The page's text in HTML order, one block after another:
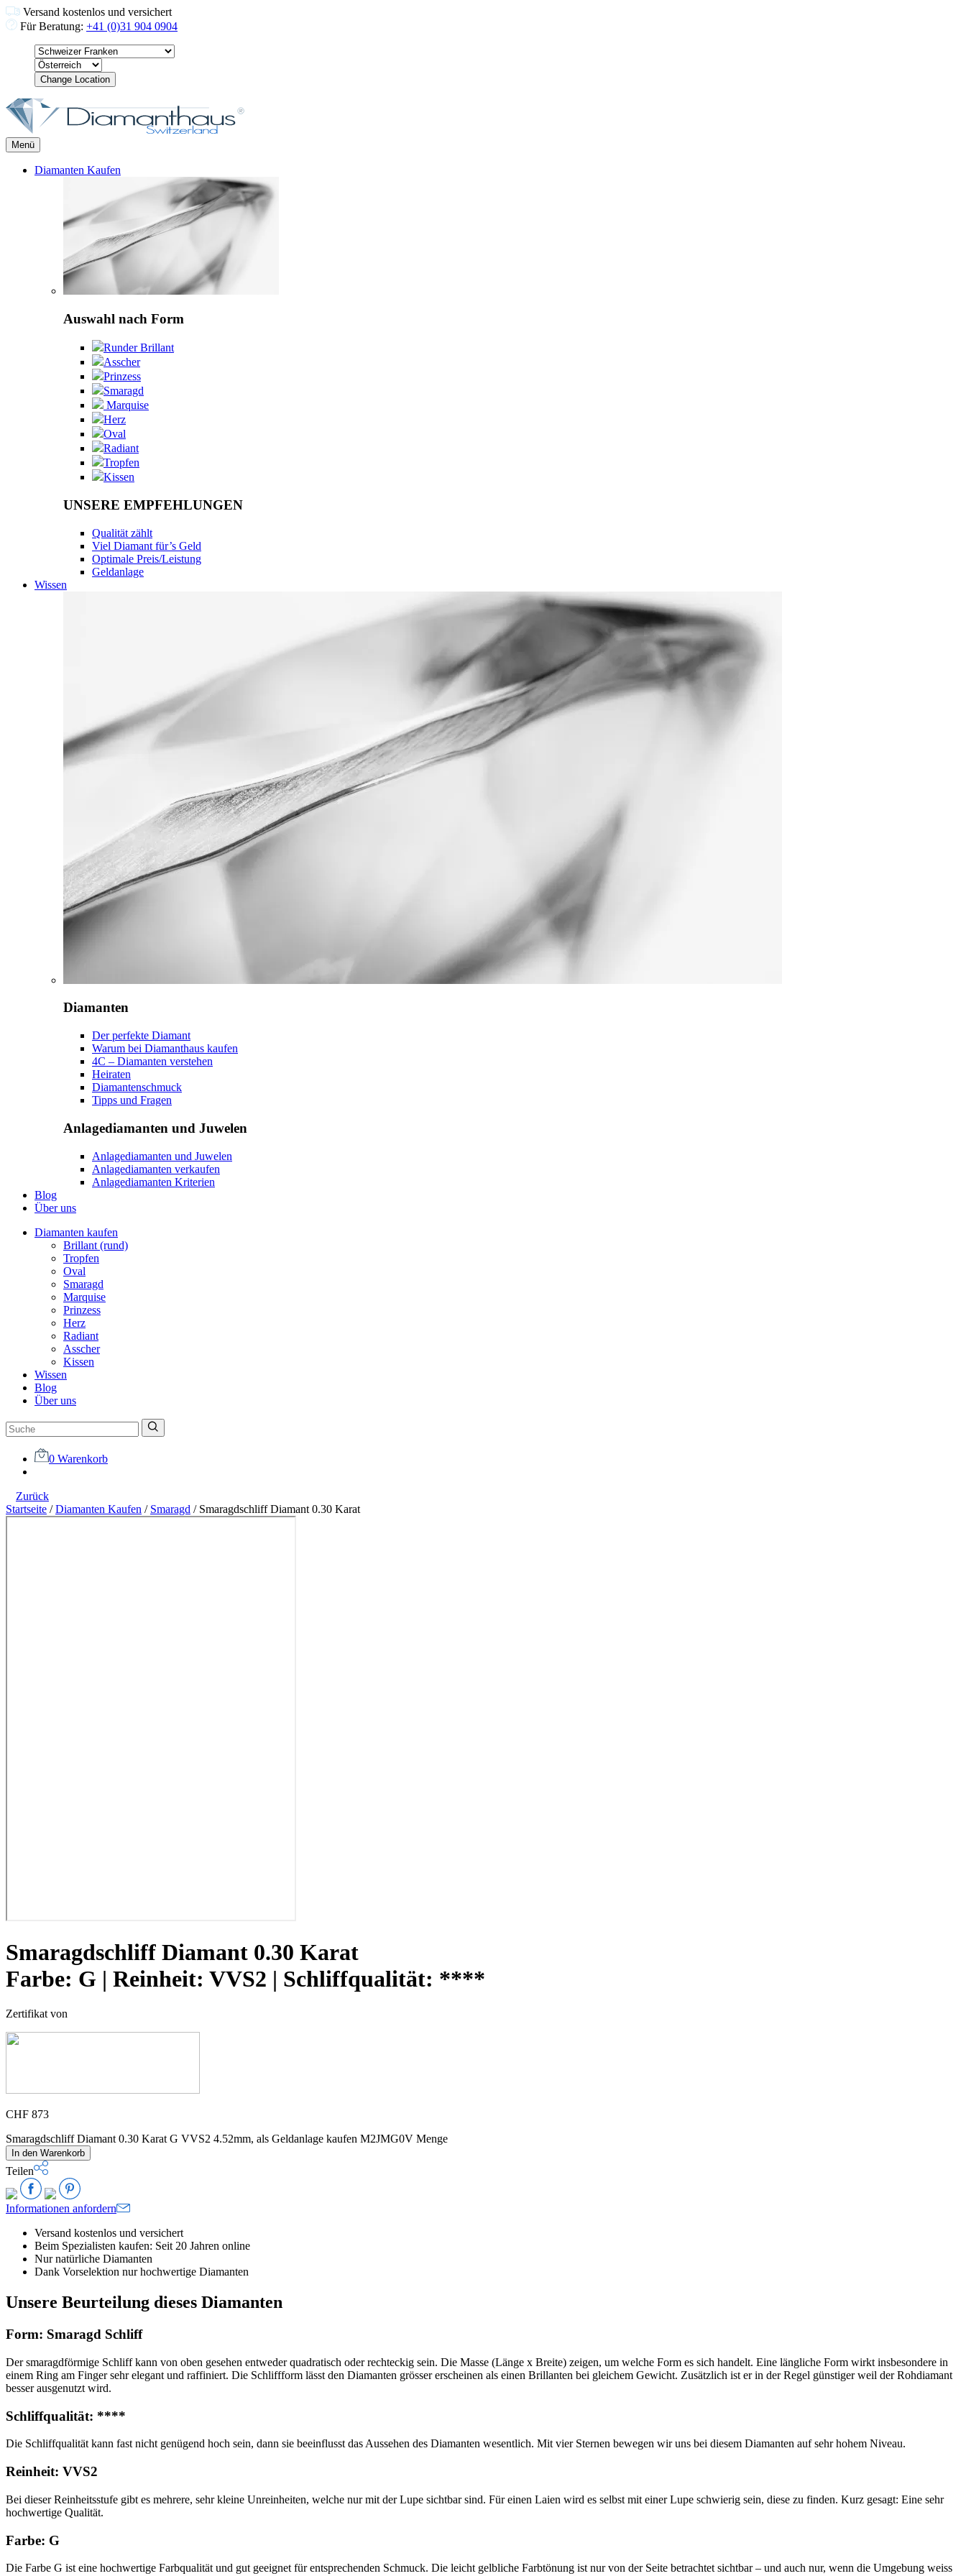
Versand kostenlos und versichert
Für Beratung: +41 (0)31 904 0904
Change Location
Menü
Diamanten Kaufen
Auswahl nach Form
Runder Brillant
Asscher
Prinzess
Smaragd
Marquise
Herz
Oval
Radiant
Tropfen
Kissen
UNSERE EMPFEHLUNGEN
Qualität zählt
Viel Diamant für’s Geld
Optimale Preis/Leistung
Geldanlage
Wissen
Diamanten
Der perfekte Diamant
Warum bei Diamanthaus kaufen
4C – Diamanten verstehen
Heiraten
Diamantenschmuck
Tipps und Fragen
Anlagediamanten und Juwelen
Anlagediamanten und Juwelen
Anlagediamanten verkaufen
Anlagediamanten Kriterien
Blog
Über uns
Diamanten kaufen
Brillant (rund)
Tropfen
Oval
Smaragd
Marquise
Prinzess
Herz
Radiant
Asscher
Kissen
Wissen
Blog
Über uns
0 Warenkorb
Zurück
Startseite /Diamanten Kaufen / Smaragd / Smaragdschliff Diamant 0.30 Karat
Smaragdschliff Diamant 0.30 Karat
Farbe: G | Reinheit: VVS2 | Schliffqualität: ****
Zertifikat von
CHF 873
Smaragdschliff Diamant 0.30 Karat G VVS2 4.52mm, als Geldanlage kaufen M2JMG0V Menge
In den Warenkorb
Teilen
Informationen anfordern
Versand kostenlos und versichert
Beim Spezialisten kaufen: Seit 20 Jahren online
Nur natürliche Diamanten
Dank Vorselektion nur hochwertige Diamanten
Unsere Beurteilung dieses Diamanten
Form: Smaragd Schliff
Der smaragdförmige Schliff kann von oben gesehen entweder quadratisch oder rechteckig sein. Die Masse (Länge x Breite) zeigen, um welche Form es sich handelt. Eine längliche Form wirkt insbesondere in
einem Ring am Finger sehr elegant und raffiniert. Die Schliffform lässt den Diamanten grösser erscheinen als einen Brillanten bei gleichem Gewicht. Zusätzlich ist er in der Regel günstiger weil der Rohdiamant
besser ausgenutzt wird.
Schliffqualität: ****
Die Schliffqualität kann fast nicht genügend hoch sein, dann sie beeinflusst das Aussehen des Diamanten wesentlich. Mit vier Sternen bewegen wir uns bei diesem Diamanten auf sehr hohem Niveau.
Reinheit: VVS2
Bei dieser Reinheitsstufe gibt es mehrere, sehr kleine Unreinheiten, welche nur mit der Lupe sichtbar sind. Für einen Laien wird es selbst mit einer Lupe schwierig sein, diese zu finden. Kurz gesagt: Eine sehr
hochwertige Qualität.
Farbe: G
Die Farbe G ist eine hochwertige Farbqualität und gut geeignet für entsprechenden Schmuck. Die leicht gelbliche Farbtönung ist nur von der Seite betrachtet sichtbar – und auch nur, wenn die Umgebung weiss